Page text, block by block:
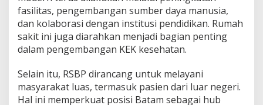
fasilitas, pengembangan sumber daya manusia,
dan kolaborasi dengan institusi pendidikan. Rumah
sakit ini juga diarahkan menjadi bagian penting
dalam pengembangan KEK kesehatan.
Selain itu, RSBP dirancang untuk melayani
masyarakat luas, termasuk pasien dari luar negeri.
Hal ini memperkuat posisi Batam sebagai hub